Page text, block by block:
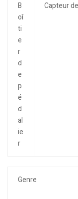
B
oî
ti
e
r
d
e
p
é
d
al
ie
r
Capteur
Genre